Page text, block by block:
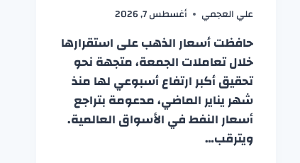
علي العجمي أغسطس 7, 2026
حافظت أسعار الذهب على استقرارها
خلال تعاملات الجمعة، متجهة نحو
تحقيق أكبر ارتفاع أسبوعي لها منذ
شهر يناير الماضي، مدعومة بتراجع
أسعار النفط في الأسواق العالمية.
ويترقب…